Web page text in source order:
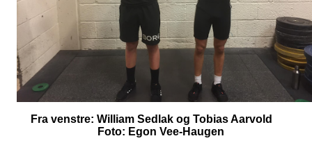
Fra venstre: William Sedlak og Tobias
Foto: Egon Vee-Haugen